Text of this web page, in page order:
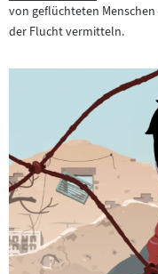
von geflüchteten
der Flucht vermitteln.